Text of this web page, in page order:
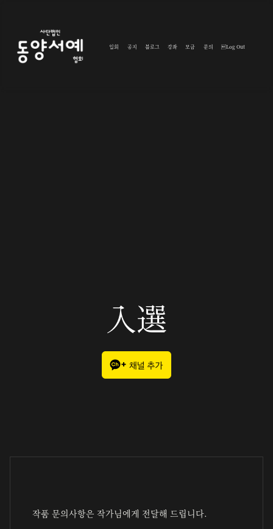
입회 공지 블로그 강좌 모금 문의 Log Out
入選
작품 문의사항은 작가님에게 전달해 드립니다.